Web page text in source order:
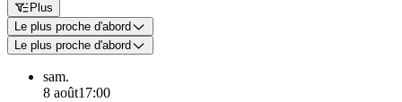
Plus
Le plus proche d'abord
Le plus proche d'abord
sam.
8 août17:00